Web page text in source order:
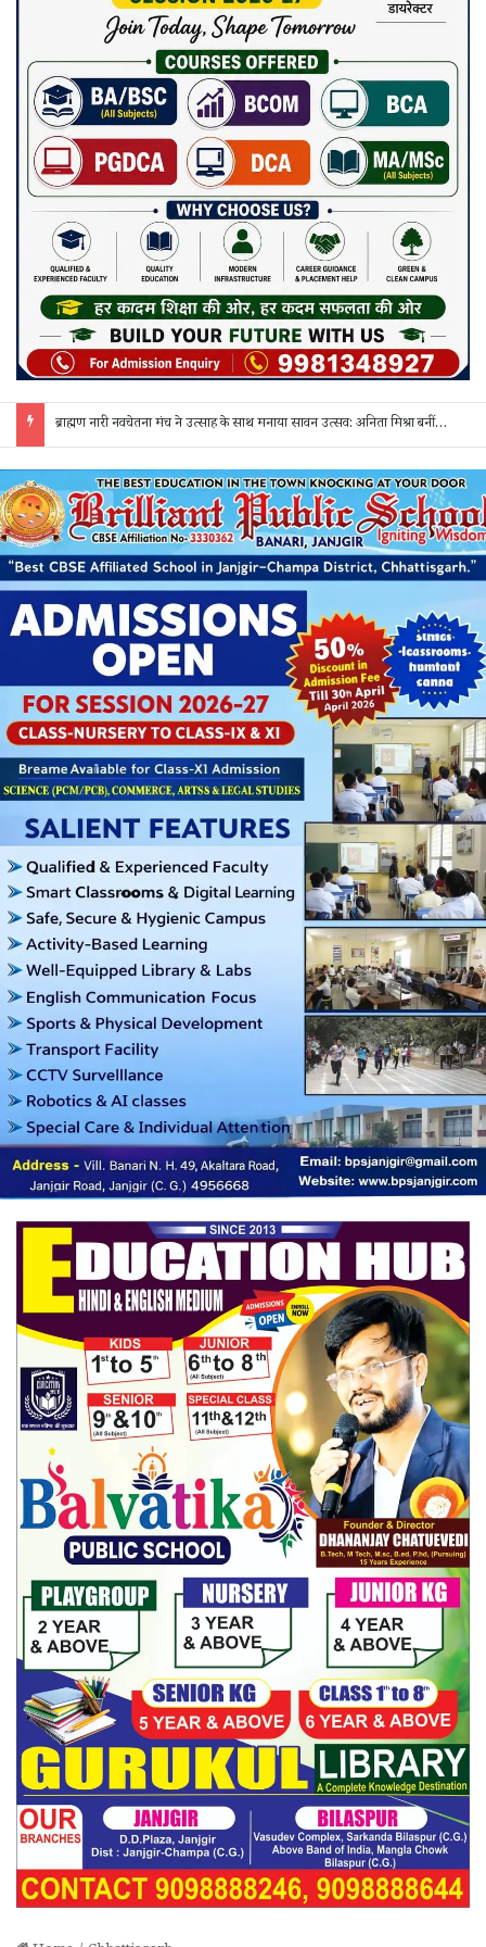
नवागढ़ पुलिस का अवैध शराब पर बड़ा प्रहार: 25 लीटर कच्ची महुआ शराब के साथ एक आरोपी गिरफ्तार, भेजा गया जेल